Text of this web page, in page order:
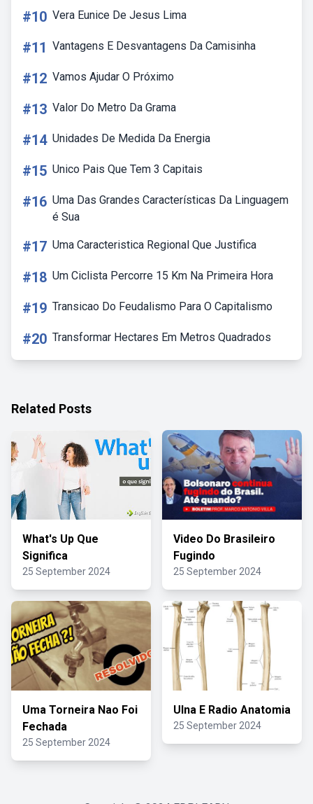
#10 Vera Eunice De Jesus Lima
#11 Vantagens E Desvantagens Da Camisinha
#12 Vamos Ajudar O Próximo
#13 Valor Do Metro Da Grama
#14 Unidades De Medida Da Energia
#15 Unico Pais Que Tem 3 Capitais
#16 Uma Das Grandes Características Da Linguagem
é Sua
#17 Uma Caracteristica Regional Que Justifica
#18 Um Ciclista Percorre 15 Km Na Primeira Hora
#19 Transicao Do Feudalismo Para O Capitalismo
#20 Transformar Hectares Em Metros Quadrados
Related Posts
What's Up Que
Significa
25 September 2024
Video Do Brasileiro
Fugindo
25 September 2024
Uma Torneira Nao Foi
Fechada
25 September 2024
Ulna E Radio Anatomia
25 September 2024